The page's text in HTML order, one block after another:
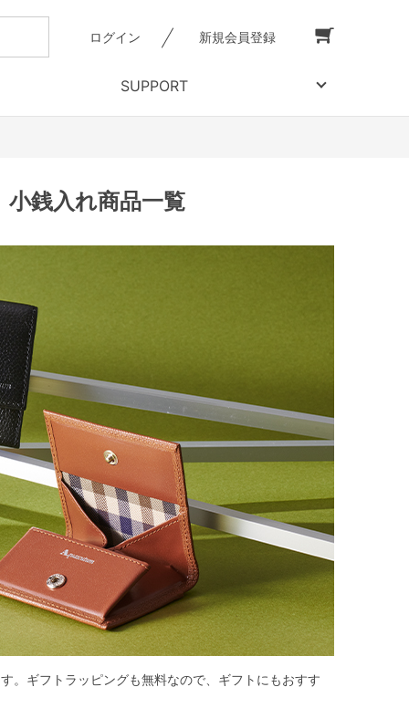
ログイン 新規会員登録
SUPPORT
銭入れ商品一覧
。ギフトラッピングも無料なので、ギフトにもおすす